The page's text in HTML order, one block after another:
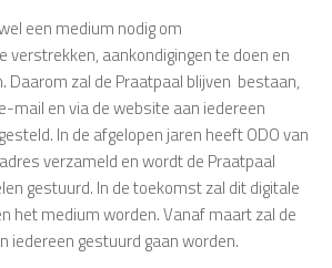
een medium nodig om
aankondigingen te doen en
Daarom zal de Praatpaal blijven bestaan,
mail en via de website aan iedereen
In de afgelopen jaren heeft ODO van
verzameld en wordt de Praatpaal
gestuurd. In de toekomst zal dit digitale
het medium worden. Vanaf maart zal de
iedereen gestuurd gaan worden.